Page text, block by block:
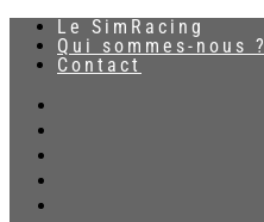
Le SimRacing
Qui sommes-nous ?
Contact